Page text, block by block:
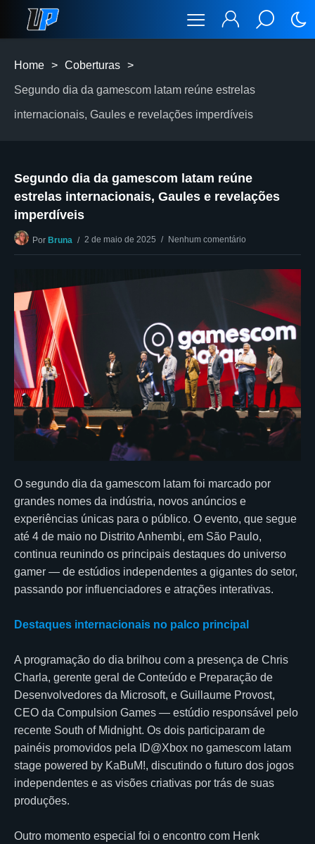
Home > Coberturas >
Segundo dia da gamescom latam reúne estrelas
internacionais, Gaules e revelações imperdíveis
Segundo dia da gamescom latam reúne
estrelas internacionais, Gaules e revelações
imperdíveis
Por Bruna 2 de maio de 2025 Nenhum comentário
O segundo dia da gamescom latam foi marcado por
grandes nomes da indústria, novos anúncios e
experiências únicas para o público. O evento, que segue
até 4 de maio no Distrito Anhembi, em São Paulo,
continua reunindo os principais destaques do universo
gamer — de estúdios independentes a gigantes do setor,
passando por influenciadores e atrações interativas.
Destaques internacionais no palco principal
A programação do dia brilhou com a presença de Chris
Charla, gerente geral de Conteúdo e Preparação de
Desenvolvedores da Microsoft, e Guillaume Provost,
CEO da Compulsion Games — estúdio responsável pelo
recente South of Midnight. Os dois participaram de
painéis promovidos pela ID@Xbox no gamescom latam
stage powered by KaBuM!, discutindo o futuro dos jogos
independentes e as visões criativas por trás de suas
produções.
Outro momento especial foi o encontro com Henk